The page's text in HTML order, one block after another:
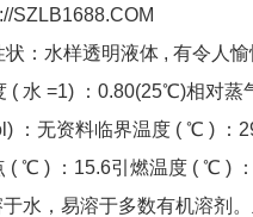
SZLB1688.COM
：水样透明液体 , 有令人
( 水 =1) ：0.80(25℃)相对蒸
：无资料临界温度 ( ℃ ) ：
( ℃ ) ：15.6引燃温度 ( ℃ )
水，易溶于多数有机溶剂